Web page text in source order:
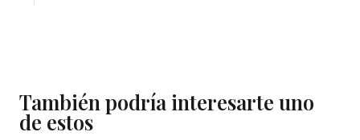
Limpiar manchas con paño ligeramente
húmedo
También podría interesarte uno
de estos